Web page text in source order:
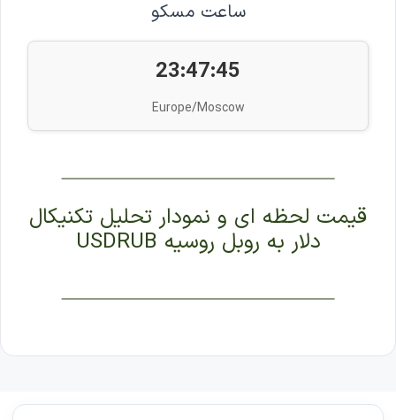
ساعت مسکو
23:47:46
Europe/Moscow
قیمت لحظه ای و نمودار تحلیل تکنیکال
دلار به روبل روسیه USDRUB